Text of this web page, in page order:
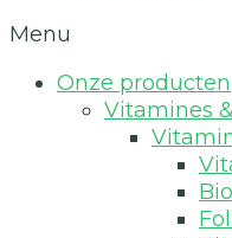
Menu
Onze producten
Vitamines